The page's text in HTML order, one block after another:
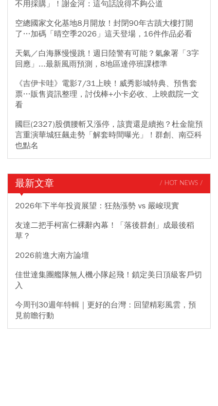
不用採購」！謝金河：這句話說得不夠公道
空總國家文化基地8月開放！封閉90年古蹟大樓打開
了…加碼「晴空季2026」這天登場，16件作品必看
天氣／白海豚慢慢跳！週日陸警有可能？氣象署「3字
回應」...最新風雨預測，8地區達停班課標準
《吉伊卡哇》電影7/31上映！威秀影城特典、預售套
票…販售資訊整理，討伐棒+小卡必收、上映戲院一文
看
國巨(2327)股價腰斬又漲停，該賣還是續抱？杜金龍預
言重演華城狂飆走勢「解套時間曝光」！群創、南亞科
也點名
最新文章 / HOT NEWS /
2026年下半年投資展望：狂熱漲勢 vs 嚴峻現實
友達二把手柯富仁裸辭內幕！「落後群創」成最後稻
草？
2026前進大南方論壇
佳世達集團艦隊無人機小隊起飛！鎖定美日頂級客戶切
入
今周刊30週年特輯｜更好的台灣：回望精彩風雲，預
見前瞻行動